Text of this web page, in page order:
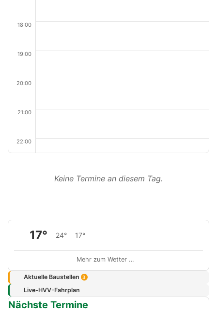
18:00
19:00
20:00
21:00
22:00
Keine Termine an diesem Tag.
17° 24° 17°
Mehr zum Wetter …
Aktuelle Baustellen 3
Live-HVV-Fahrplan
Nächste Termine